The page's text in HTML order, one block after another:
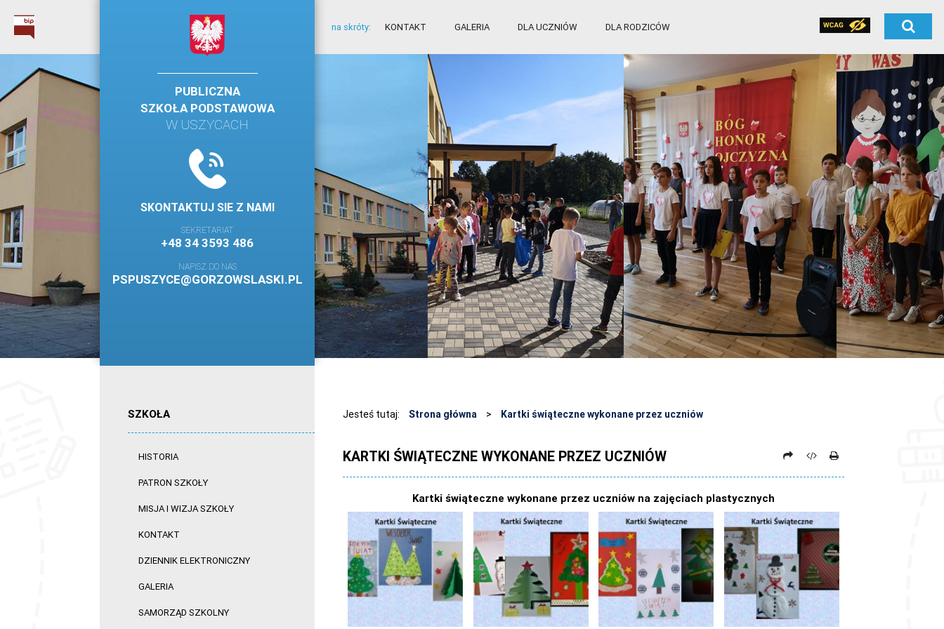
na skróty: KONTAKT GALERIA DLA UCZNIÓW DLA RODZICÓW
PUBLICZNA
SZKOŁA PODSTAWOWA
W USZYCACH
SKONTAKTUJ SIE Z NAMI
SEKRETARIAT
+48 34 3593 486
NAPISZ DO NAS
PSPUSZYCE@GORZOWSLASKI.PL
SZKOŁA
HISTORIA
PATRON SZKOŁY
MISJA I WIZJA SZKOŁY
KONTAKT
DZIENNIK ELEKTRONICZNY
GALERIA
SAMORZĄD SZKOLNY
Jesteś tutaj: Strona główna > Kartki świąteczne wykonane przez uczniów
KARTKI ŚWIĄTECZNE WYKONANE PRZEZ UCZNIÓW
Kartki świąteczne wykonane przez uczniów na zajęciach plastycznych